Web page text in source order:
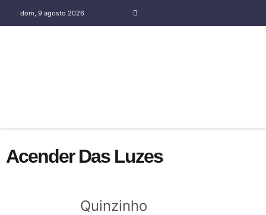
dom, 9 agosto 2026
Acender Das Luzes
Quinzinho